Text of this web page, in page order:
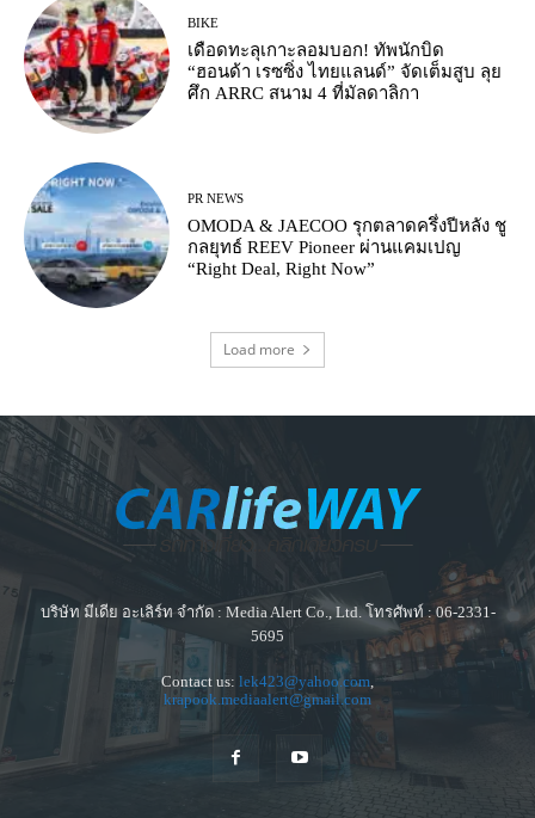
BIKE
เดือดทะลุเกาะลอมบอก! ทัพนักบิด
“ฮอนด้า เรซซิ่ง ไทยแลนด์” จัดเต็มสูบ ลุย
ศึก ARRC สนาม 4 ที่มัลดาลิกา
PR NEWS
OMODA & JAECOO รุกตลาดครึ่งปีหลัง ชู
กลยุทธ์ REEV Pioneer ผ่านแคมเปญ
“Right Deal, Right Now”
Load more
บริษัท มีเดีย อะเลิร์ท จำกัด : Media Alert Co., Ltd. โทรศัพท์ : 06-2331-
5695
Contact us: lek423@yahoo.com,
krapook.mediaalert@gmail.com